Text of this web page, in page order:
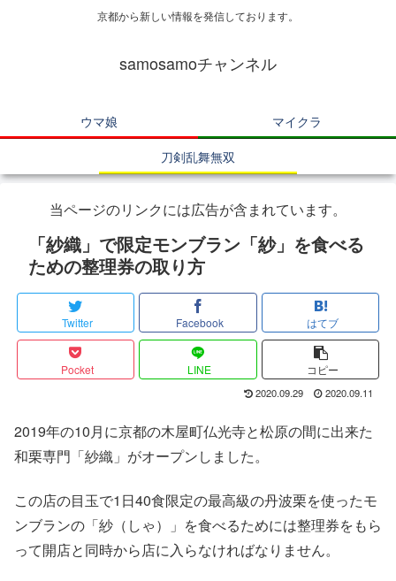
京都から新しい情報を発信しております。
samosamoチャンネル
ウマ娘
マイクラ
刀剣乱舞無双
当ページのリンクには広告が含まれています。
「紗織」で限定モンブラン「紗」を食べる
ための整理券の取り方
Twitter Facebook はてブ
Pocket LINE コピー
2020.09.29 2020.09.11
2019年の10月に京都の木屋町仏光寺と松原の間に出来た
和栗専門「紗織」がオープンしました。
この店の目玉で1日40食限定の最高級の丹波栗を使ったモ
ンブランの「紗（しゃ）」を食べるためには整理券をもら
って開店と同時から店に入らなければなりません。